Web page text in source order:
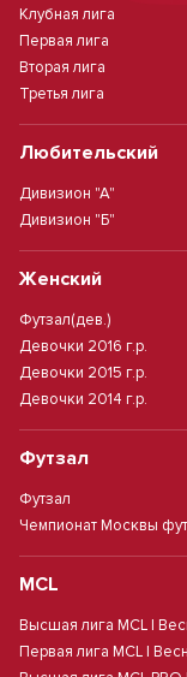
Клубная лига
Первая лига
Вторая лига
Третья лига
Любительский
Дивизион "А"
Дивизион "Б"
Женский
Футзал(дев.)
Девочки 2016 г.р.
Девочки 2015 г.р.
Девочки 2014 г.р.
Футзал
Футзал
Чемпионат Москвы
MCL
Высшая лига MCL |
Первая лига MCL |